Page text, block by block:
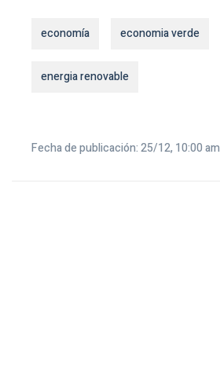
economía economia verde
energia renovable
Fecha de publicación: 25/12, 10:00 am